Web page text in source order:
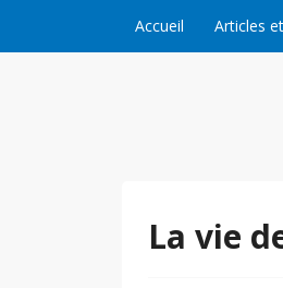
Accueil Articles
La vie